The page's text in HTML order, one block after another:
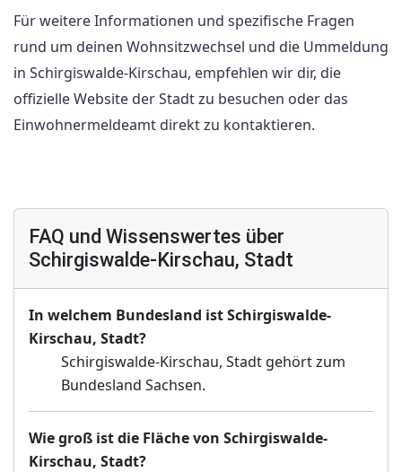
Für weitere Informationen und spezifische Fragen
rund um deinen Wohnsitzwechsel und die Ummeldung
in Schirgiswalde-Kirschau, empfehlen wir dir, die
offizielle Website der Stadt zu besuchen oder das
Einwohnermeldeamt direkt zu kontaktieren.
FAQ und Wissenswertes über
Schirgiswalde-Kirschau, Stadt
In welchem Bundesland ist Schirgiswalde-
Kirschau, Stadt?
Schirgiswalde-Kirschau, Stadt gehört zum
Bundesland Sachsen.
Wie groß ist die Fläche von Schirgiswalde-
Kirschau, Stadt?